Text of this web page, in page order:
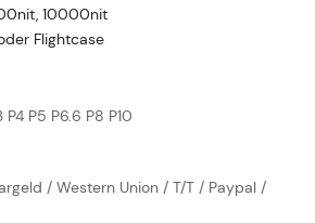
10000nit
Flightcase
P4 P5 P6.6 P8 P10
/ Western Union / T/T / Paypal /